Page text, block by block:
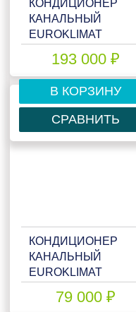
КОНДИЦИОНЕР
КАНАЛЬНЫЙ
EUROKLIMAT
170HNN4/EKOX1-
170HNN4
193 000 ₽
В КОРЗИНУ
СРАВНИТЬ
КОНДИЦИОНЕР
КАНАЛЬНЫЙ
EUROKLIMAT
50HNN/EKOX1-
79 000 ₽